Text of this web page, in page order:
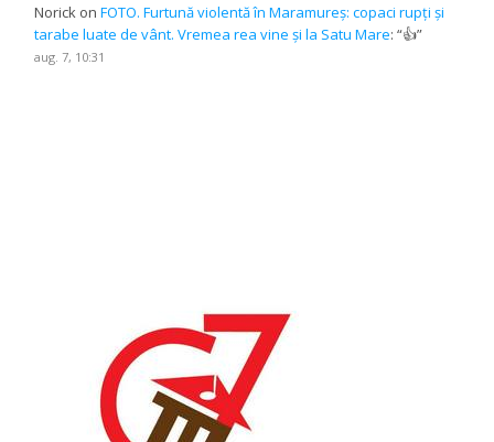
Norick onFOTO. Furtună violentă în Maramureș: copaci rupți și
tarabe luate de vânt. Vremea rea vine și la Satu Mare: “👍”
aug. 7, 10:31